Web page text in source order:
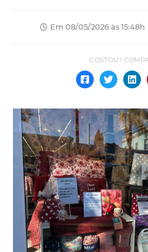
Em 08/05/2026 às 15:48h